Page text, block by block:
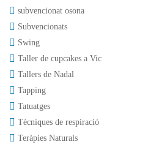
subvencionat osona
Subvencionats
Swing
Taller de cupcakes a Vic
Tallers de Nadal
Tapping
Tatuatges
Tècniques de respiració
Teràpies Naturals